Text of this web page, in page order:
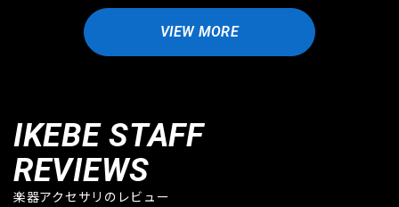
VIEW MORE
IKEBE STAFF
REVIEWS
楽器アクセサリのレビュー